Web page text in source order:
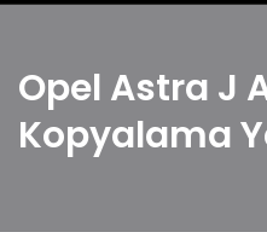
Opel Astra J
Kopyalama